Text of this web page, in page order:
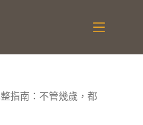
指南：不管幾歲，都